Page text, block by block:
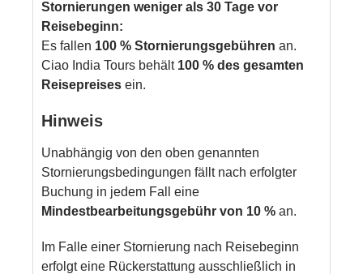
Stornierungen weniger als 30 Tage vor
Reisebeginn:
Es fallen 100 % Stornierungsgebühren an.
Ciao India Tours behält 100 % des gesamten
Reisepreises ein.
Hinweis
Unabhängig von den oben genannten
Stornierungsbedingungen fällt nach erfolgter
Buchung in jedem Fall eine
Mindestbearbeitungsgebühr von 10 % an.
Im Falle einer Stornierung nach Reisebeginn
erfolgt eine Rückerstattung ausschließlich in